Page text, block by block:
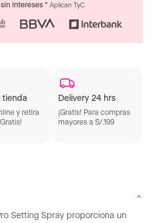
intereses * Aplican TyC
tienda
y retira
Delivery 24 hrs
¡Gratis! Para compras
mayores a S/.199
Setting Spray proporciona un